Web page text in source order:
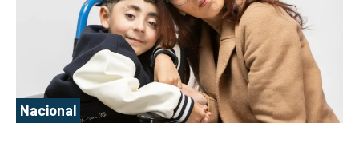
Nacional